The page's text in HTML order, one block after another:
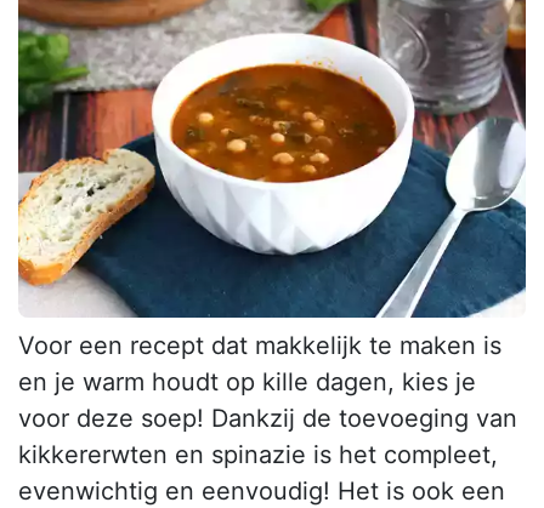
Voor een recept dat makkelijk te maken is
en je warm houdt op kille dagen, kies je
voor deze soep! Dankzij de toevoeging van
kikkererwten en spinazie is het compleet,
evenwichtig en eenvoudig! Het is ook een